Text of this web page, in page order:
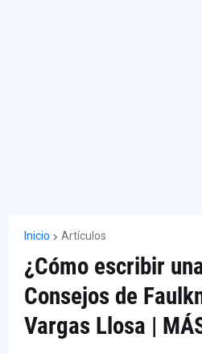
Inicio Artículos
¿Cómo escribir
Consejos de
Vargas Llosa |